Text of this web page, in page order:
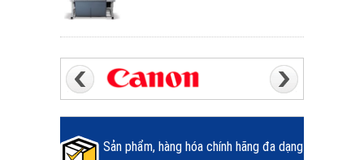
Sản phẩm, hàng hóa chính hãng đa dạng